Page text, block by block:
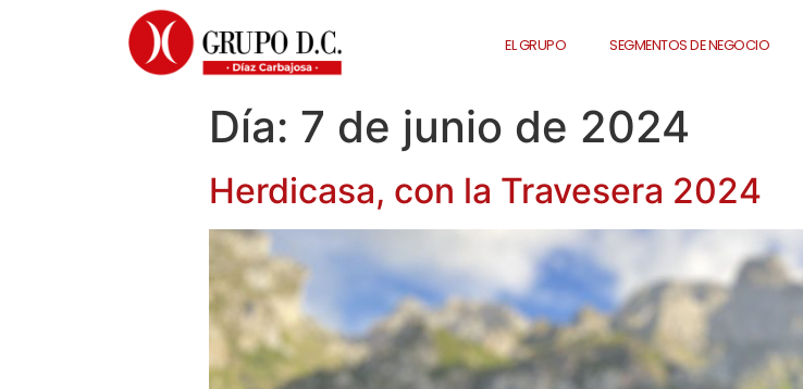
EL GRUPO SEGMENTOS DE NEGOCIO
Día: 7 de junio de 2024
Herdicasa, con la Travesera 2024